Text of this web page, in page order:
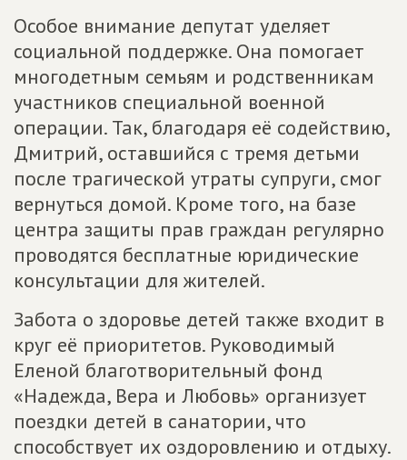
Особое внимание депутат уделяет
социальной поддержке. Она помогает
многодетным семьям и родственникам
участников специальной военной
операции. Так, благодаря её содействию,
Дмитрий, оставшийся с тремя детьми
после трагической утраты супруги, смог
вернуться домой. Кроме того, на базе
центра защиты прав граждан регулярно
проводятся бесплатные юридические
консультации для жителей.
Забота о здоровье детей также входит в
круг её приоритетов. Руководимый
Еленой благотворительный фонд
«Надежда, Вера и Любовь» организует
поездки детей в санатории, что
способствует их оздоровлению и отдыху.